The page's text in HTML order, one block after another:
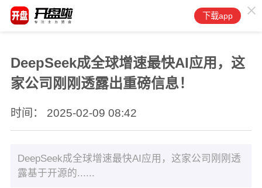
下载app
DeepSeek成全球增速最快AI应用，这
家公司刚刚透露出重磅信息！
时间： 2025-02-09 08:42
DeepSeek成全球增速最快AI应用，这家公司刚刚透
露基于开源的......